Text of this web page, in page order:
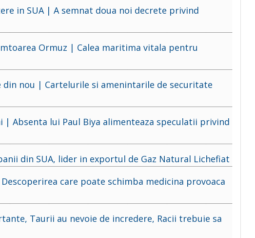
in SUA | A semnat doua noi decrete privind
Ormuz | Calea maritima vitala pentru
din nou | Cartelurile si amenintarile de securitate
Absenta lui Paul Biya alimenteaza speculatii privind
din SUA, lider in exportul de Gaz Natural Lichefiat
care poate schimba medicina provoaca
Taurii au nevoie de incredere, Racii trebuie sa